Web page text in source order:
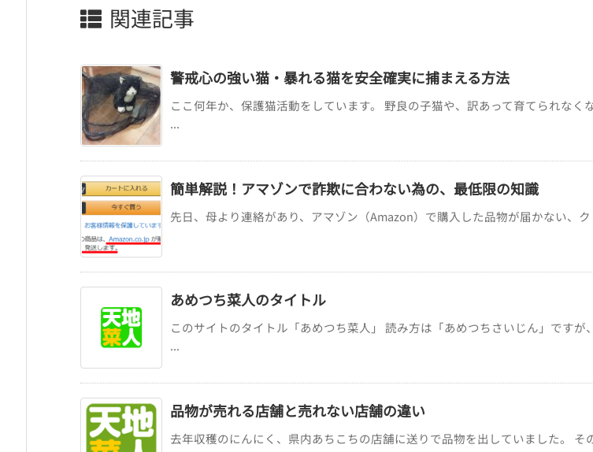
関連記事
警戒心の強い猫・暴れる猫を安全確実に捕まえる方法
ここ何年か、保護猫活動をしています。 野良の子猫や、訳あって育てられなく
...
簡単解説！アマゾンで詐欺に合わない為の、最低限の知識
先日、母より連絡があり、アマゾン（Amazon）で購入した品物が届かない、ク
あめつち菜人のタイトル
このサイトのタイトル「あめつち菜人」 読み方は「あめつちさいじん」ですが
...
品物が売れる店舗と売れない店舗の違い
去年収穫のにんにく、県内あちこちの店舗に送りで品物を出していました。 そ